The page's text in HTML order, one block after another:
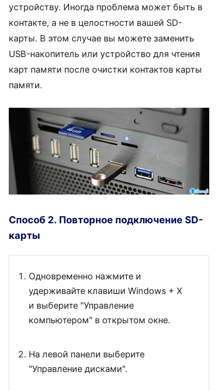
устройству. Иногда проблема может быть в
контакте, а не в целостности вашей SD-
карты. В этом случае вы можете заменить
USB-накопитель или устройство для чтения
карт памяти после очистки контактов карты
памяти.
Способ 2. Повторное подключение SD-
карты
Одновременно нажмите и
удерживайте клавиши Windows + X
и выберите "Управление
компьютером" в открытом окне.
На левой панели выберите
"Управление дисками".